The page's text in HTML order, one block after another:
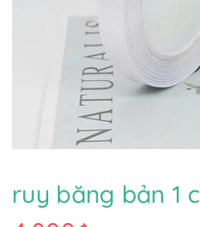
ruy băng bản 1